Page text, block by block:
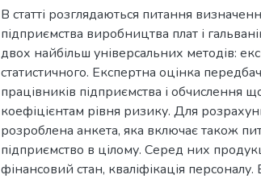
В статті розглядаються питання
підприємства виробництва плат і
двох найбільш універсальних методів:
статистичного. Експертна оцінка
працівників підприємства і обчислення
коефіцієнтам рівня ризику. Для
розроблена анкета, яка включає також
підприємство в цілому. Серед них
фінансовий стан, кваліфікація персоналу.